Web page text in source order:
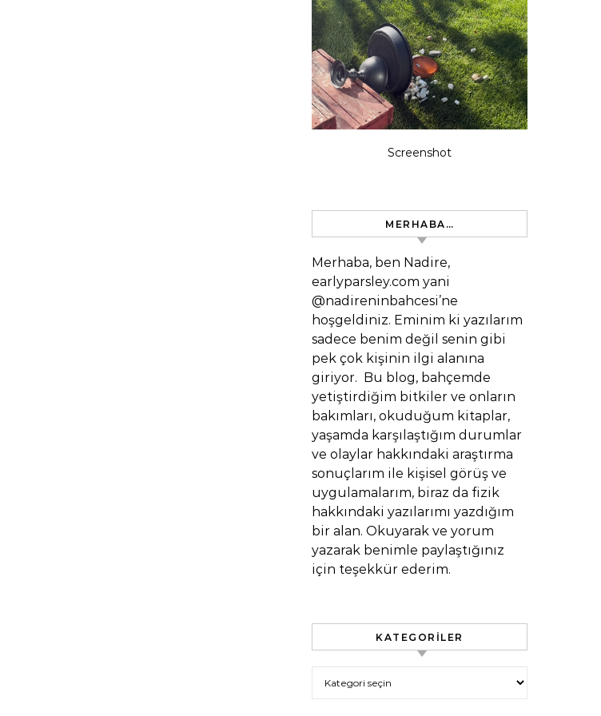
Screenshot
MERHABA…
Merhaba, ben Nadire,
earlyparsley.com yani
@nadireninbahcesi’ne
hoşgeldiniz. Eminim ki yazılarım
sadece benim değil senin gibi
pek çok kişinin ilgi alanına
giriyor. Bu blog, bahçemde
yetiştirdiğim bitkiler ve onların
bakımları, okuduğum kitaplar,
yaşamda karşılaştığım durumlar
ve olaylar hakkındaki araştırma
sonuçlarım ile kişisel görüş ve
uygulamalarım, biraz da fizik
hakkındaki yazılarımı yazdığım
bir alan. Okuyarak ve yorum
yazarak benimle paylaştığınız
için teşekkür ederim.
KATEGORILER